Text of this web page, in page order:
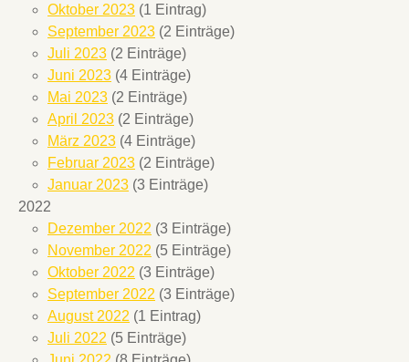
Oktober 2023 (1 Eintrag)
September 2023 (2 Einträge)
Juli 2023 (2 Einträge)
Juni 2023 (4 Einträge)
Mai 2023 (2 Einträge)
April 2023 (2 Einträge)
März 2023 (4 Einträge)
Februar 2023 (2 Einträge)
Januar 2023 (3 Einträge)
2022
Dezember 2022 (3 Einträge)
November 2022 (5 Einträge)
Oktober 2022 (3 Einträge)
September 2022 (3 Einträge)
August 2022 (1 Eintrag)
Juli 2022 (5 Einträge)